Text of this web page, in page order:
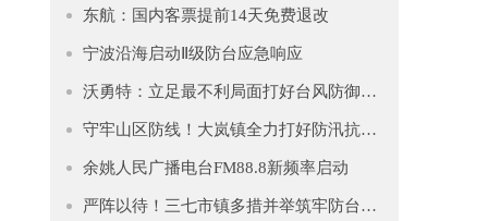
东航：国内客票提前14天免费退改
宁波沿海启动Ⅱ级防台应急响应
沃勇特：立足最不利局面打好台风防御仗 全力守护人民群众生命财产安全
守牢山区防线！大岚镇全力打好防汛抗台“主动仗”
余姚人民广播电台FM88.8新频率启动
严阵以待！三七市镇多措并举筑牢防台安全网